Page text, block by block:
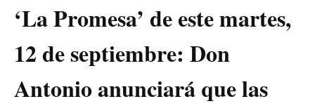
‘La Promesa’ de este martes,
12 de septiembre: Don
Antonio anunciará que las